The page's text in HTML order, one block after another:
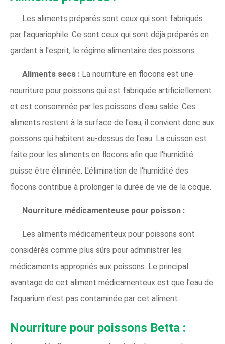
Les aliments préparés sont ceux qui sont fabriqués
par l'aquariophile. Ce sont ceux qui sont déjà préparés en
gardant à l'esprit, le régime alimentaire des poissons.
Aliments secs : La nourriture en flocons est une
nourriture pour poissons qui est fabriquée artificiellement
et est consommée par les poissons d'eau salée. Ces
aliments restent à la surface de l'eau, il convient donc aux
poissons qui habitent au-dessus de l'eau. La cuisson est
faite pour les aliments en flocons afin que l'humidité
puisse être éliminée. L'élimination de l'humidité des
flocons contribue à prolonger la durée de vie de la coque.
Nourriture médicamenteuse pour poisson :
Les aliments médicamenteux pour poissons sont
considérés comme plus sûrs pour administrer les
médicaments appropriés aux poissons. Le principal
avantage de cet aliment médicamenteux est que l'eau de
l'aquarium n'est pas contaminée par cet aliment.
Nourriture pour poissons Betta :